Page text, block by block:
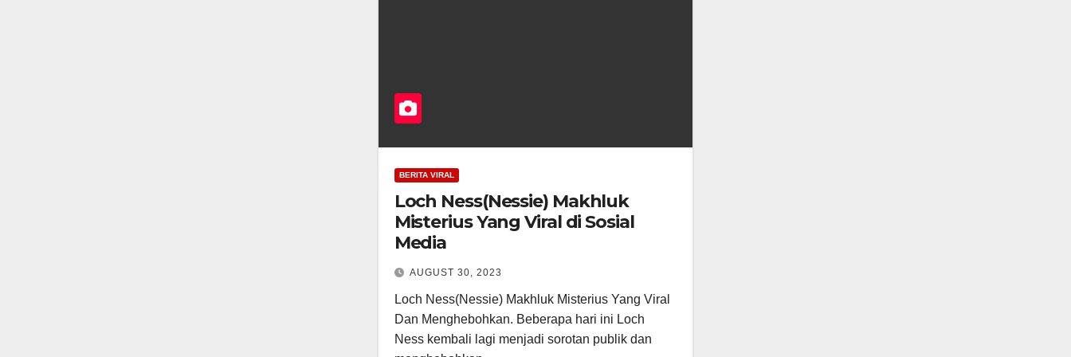
BERITA VIRAL
Loch Ness(Nessie) Makhluk
Misterius Yang Viral di Sosial
Media
AUGUST 30, 2023
Loch Ness(Nessie) Makhluk Misterius Yang Viral
Dan Menghebohkan. Beberapa hari ini Loch
Ness kembali lagi menjadi sorotan publik dan